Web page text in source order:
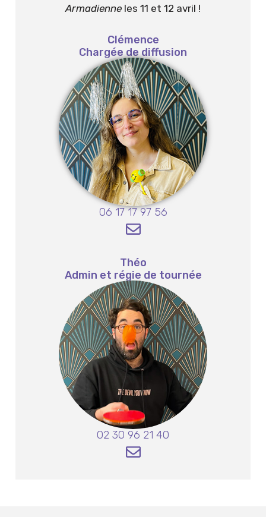
Armadienne les 11 et 12 avril !
Clémence
Chargée de diffusion
06 17 17 97 56
Théo
Admin et régie de tournée
02 30 96 21 40